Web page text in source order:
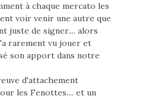
à chaque mercato les
voir venir une autre que
juste de signer.... alors
rarement vu jouer et
son apport dans notre
d'attachement
les Fenottes.... et un